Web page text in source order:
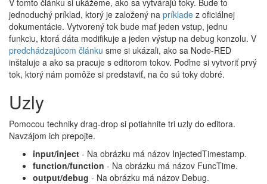
V tomto článku si ukážeme, ako sa vytvárajú toky. Bude to
jednoduchý príklad, ktorý je založený na príklade z oficiálnej
dokumentácie. Vytvorený tok bude mať jeden vstup, jednu
funkciu, ktorá dáta modifikuje a jeden výstup na debug konzolu. V
predchádzajúcom článku sme si ukázali, ako sa Node-RED
inštaluje a ako sa pracuje s editorom tokov. Poďme si vytvoriť prvý
tok, ktorý nám pomôže si predstaviť, na čo sú toky dobré.
Uzly
Pomocou techniky drag-drop si potiahnite tri uzly do editora.
Navzájom ich prepojte.
input/inject - Na obrázku má názov InjectedTimestamp.
function/function - Na obrázku má názov FuncTime.
output/debug - Na obrázku má názov Debug.